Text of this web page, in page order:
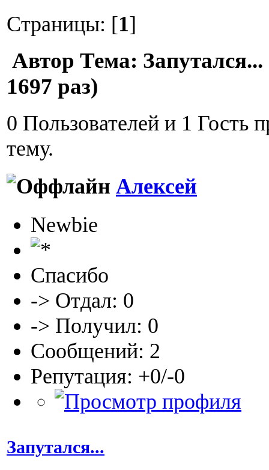
Страницы: [1]
Автор Тема:
1697 раз)
0 Пользователей и 1 Гость
тему.
Алексей
Newbie
Спасибо
-> Отдал: 0
-> Получил: 0
Сообщений: 2
Репутация: +0/-0
Запутался...